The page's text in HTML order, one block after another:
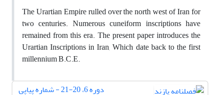
The Urartian Empire rulled over the north west of Iran for
two centuries. Numerous cuneiform inscriptions have
remained from this era. The present paper introduces the
Urartian Inscriptions in Iran, Which date back to the first
millennium B.C.E.
دوره 6، 20-21 - شماره پیاپی